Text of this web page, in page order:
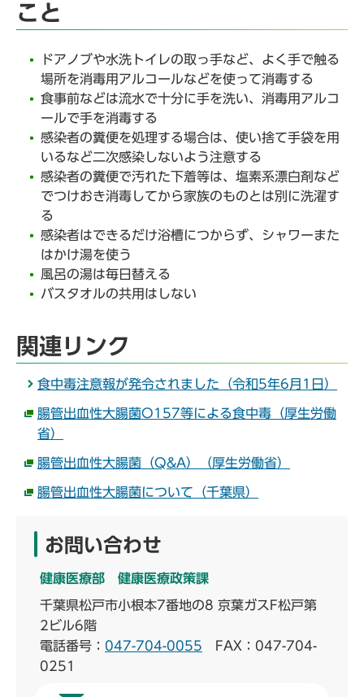
こと
ドアノブや水洗トイレの取っ手など、よく手で触る
場所を消毒用アルコールなどを使って消毒する
食事前などは流水で十分に手を洗い、消毒用アルコ
ールで手を消毒する
感染者の糞便を処理する場合は、使い捨て手袋を用
いるなど二次感染しないよう注意する
感染者の糞便で汚れた下着等は、塩素系漂白剤など
でつけおき消毒してから家族のものとは別に洗濯す
る
感染者はできるだけ浴槽につからず、シャワーまた
はかけ湯を使う
風呂の湯は毎日替える
バスタオルの共用はしない
関連リンク
食中毒注意報が発令されました（令和5年6月1日）
腸管出血性大腸菌O157等による食中毒（厚生労働
省）
腸管出血性大腸菌（Q&A）（厚生労働省）
腸管出血性大腸菌について（千葉県）
お問い合わせ
健康医療部 健康医療政策課
千葉県松戸市小根本7番地の8 京葉ガスF松戸第
2ビル6階
電話番号： 047-704-0055 FAX：047-704-
0251